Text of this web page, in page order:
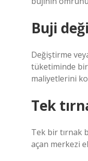
Buji
Değiştirme
tüketiminde bir
maliyetlerini
Tek
Tek bir tırnak
açan merkezi